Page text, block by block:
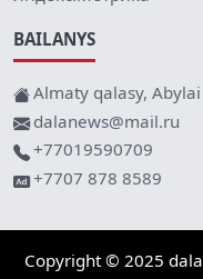
BAILANYS
Almaty qalasy,
dalanews@mail.ru
+77019590709
+7707 878 8589
Copyright © 2025